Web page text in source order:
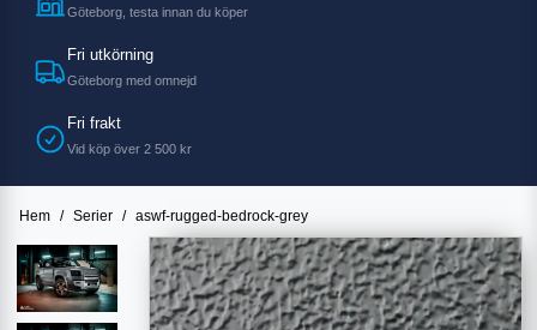
Göteborg, testa innan du köper
Fri utkörning
Göteborg med omnejd
Fri frakt
Vid köp över 2 500 kr
Hem / Serier / aswf-rugged-bedrock-grey